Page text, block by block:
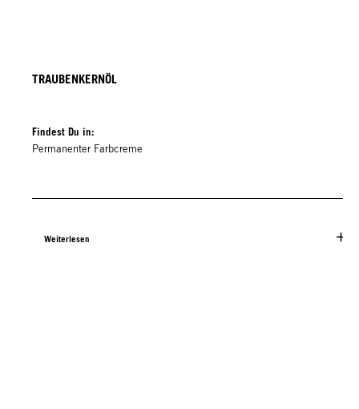
TRAUBENKERNÖL
Findest Du in:
Permanenter Farbcreme
Weiterlesen